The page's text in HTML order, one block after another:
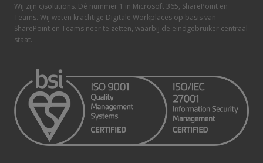
Wij zijn c)solutions. Dé nummer 1 in Microsoft 365, SharePoint en
Teams. Wij weten krachtige Digitale Workplaces op basis van
SharePoint en Teams neer te zetten, waarbij de eindgebruiker centraal
staat.